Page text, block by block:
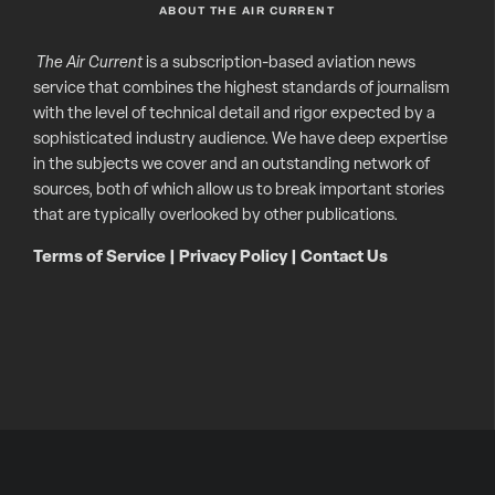
ABOUT THE AIR CURRENT
The Air Currentis a subscription-based aviation news
service that combines the highest standards of journalism
with the level of technical detail and rigor expected by a
sophisticated industry audience. We have deep expertise
in the subjects we cover and an outstanding network of
sources, both of which allow us to break important stories
that are typically overlooked by other publications.
Terms of Service Privacy Policy| Contact Us